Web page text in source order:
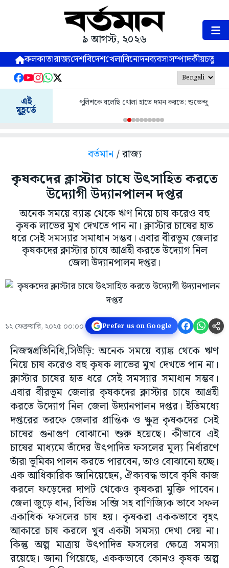
৯ আগস্ট, ২০২৬
কলকাতারাজ্যদেশবিদেশখেলাবিনোদনব্যবসাসম্পাদকীয়
এই
মুহূর্তে
পুলিশকে বলেছি খোলা হাতে দমন করতে: শুভেন্দু
বর্তমান/ রাজ্য
কৃষকদের ক্লাস্টার চাষে উৎসাহিত করতে
উদ্যোগী উদ্যানপালন দপ্তর
অনেক সময়ে ব্যাঙ্ক থেকে ঋণ নিয়ে চাষ করেও বহু
কৃষক লাভের মুখ দেখতে পান না। ক্লাস্টার চাষের হাত
ধরে সেই সমস্যার সমাধান সম্ভব। এবার বীরভূম জেলার
কৃষকদের ক্লাস্টার চাষে আগ্রহী করতে উদ্যোগ নিল
জেলা উদ্যানপালন দপ্তর।
১২ ফেব্রুয়ারি, ২০২৫ ০০:০০ Prefer us on Google
নিজস্বপ্রতিনিধি,সিউড়ি: অনেক সময়ে ব্যাঙ্ক থেকে ঋণ
নিয়ে চাষ করেও বহু কৃষক লাভের মুখ দেখতে পান না।
ক্লাস্টার চাষের হাত ধরে সেই সমস্যার সমাধান সম্ভব।
এবার বীরভূম জেলার কৃষকদের ক্লাস্টার চাষে আগ্রহী
করতে উদ্যোগ নিল জেলা উদ্যানপালন দপ্তর। ইতিমধ্যে
দপ্তরের তরফে জেলার প্রান্তিক ও ক্ষুদ্র কৃষকদের সেই
চাষের গুনাগুণ বোঝানো শুরু হয়েছে। কীভাবে এই
চাষের মাধ্যমে তাঁদের উৎপাদিত ফসলের মূল্য নির্ধারণে
তাঁরা ভূমিকা পালন করতে পারবেন, তাও বোঝানো হচ্ছে।
এক আধিকারিক জানিয়েছেন, ঐক্যবদ্ধ ভাবে কৃষি কাজ
করলে ফড়েদের দাপট থেকেও কৃষকরা মুক্তি পাবেন।
জেলা জুড়ে ধান, বিভিন্ন সব্জি সহ বাণিজ্যিক ভাবে সফল
একাধিক ফসলের চাষ হয়। কৃষকরা এককভাবে বৃহৎ
আকারে চাষ করলে খুব একটা সমস্যা দেখা দেয় না।
কিন্তু অল্প মাত্রায় উৎপাদিত ফসলের ক্ষেত্রে সমস্যা
রয়েছে। জানা গিয়েছে, এককভাবে কোনও কৃষক অল্প